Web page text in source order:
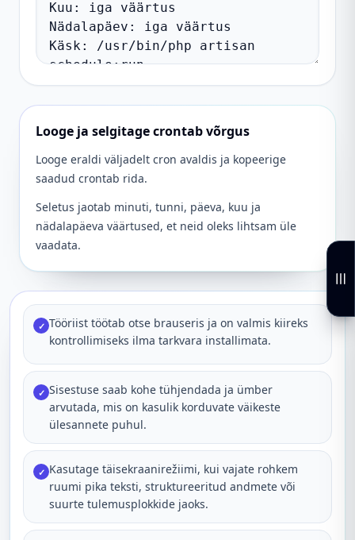
Looge ja selgitage crontab võrgus
Looge eraldi väljadelt cron avaldis ja kopeerige
saadud crontab rida.
Seletus jaotab minuti, tunni, päeva, kuu ja
nädalapäeva väärtused, et neid oleks lihtsam üle
vaadata.
✓ Tööriist töötab otse brauseris ja on valmis kiireks
kontrollimiseks ilma tarkvara installimata.
✓ Sisestuse saab kohe tühjendada ja ümber
arvutada, mis on kasulik korduvate väikeste
ülesannete puhul.
✓ Kasutage täisekraanirežiimi, kui vajate rohkem
ruumi pika teksti, struktureeritud andmete või
suurte tulemusplokkide jaoks.